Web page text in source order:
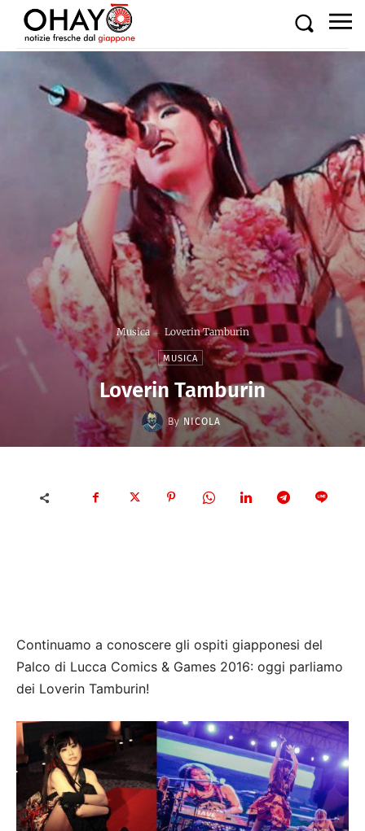
Musica Loverin Tamburin
MUSICA
Loverin Tamburin
By NICOLA
Continuamo a conoscere gli ospiti giapponesi del
Palco di Lucca Comics & Games 2016: oggi parliamo
dei Loverin Tamburin!